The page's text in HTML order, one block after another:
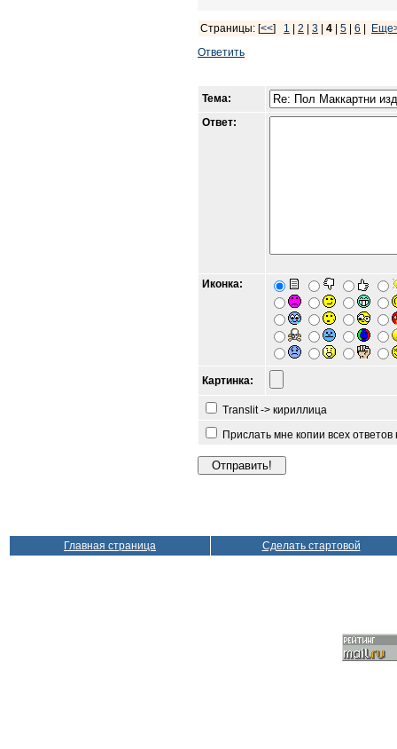
Страницы: [<<] 1 2 3 4 5 6
Ответить
Тема:
Ответ:
Иконка:
Картинка:
Translit -> кириллица
Прислать мне копии всех
Главная страница Сделать стартовой